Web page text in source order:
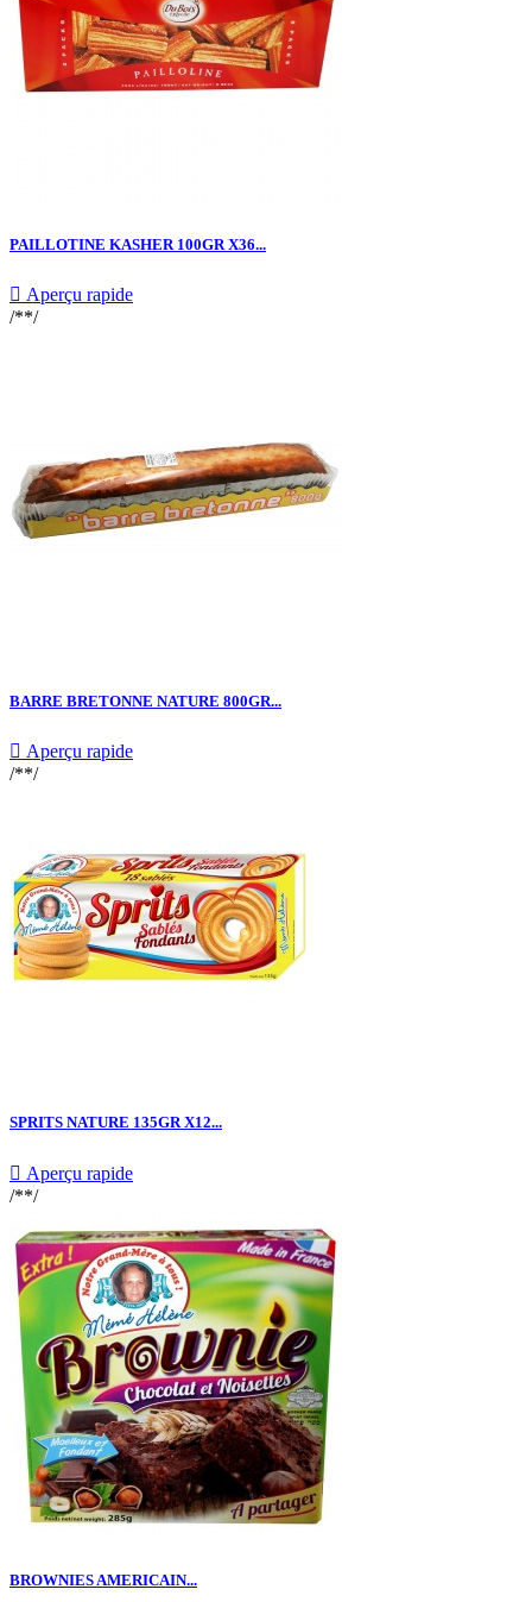
PAILLOTINE KASHER 100GR X36...
 Aperçu rapide
/**/
BARRE BRETONNE NATURE 800GR...
 Aperçu rapide
/**/
SPRITS NATURE 135GR X12...
 Aperçu rapide
/**/
BROWNIES AMERICAIN...